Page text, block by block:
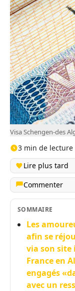
Visa Schengen-des
3 min de lecture
Lire plus tard
Commenter
SOMMAIRE
Les
afin se
via son site
France en
engagés
avec un